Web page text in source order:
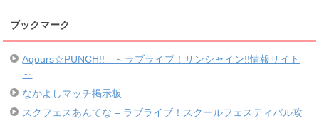
ブックマーク
Aqours☆PUNCH!! ～ラブライブ！サンシャイン!!情報サイト
～
なかよしマッチ掲示板
スクフェスあんてな – ラブライブ！スクールフェスティバル攻